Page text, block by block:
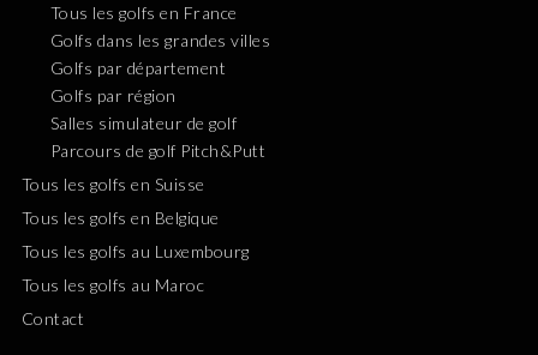
Tous les golfs en France
Golfs dans les grandes villes
Golfs par département
Golfs par région
Salles simulateur de golf
Parcours de golf Pitch&Putt
Tous les golfs en Suisse
Tous les golfs en Belgique
Tous les golfs au Luxembourg
Tous les golfs au Maroc
Contact